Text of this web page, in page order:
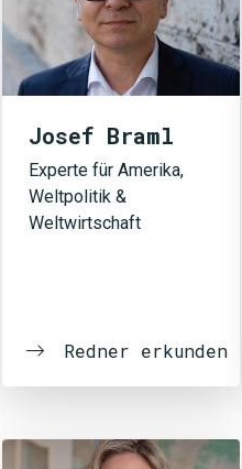
Josef Braml
Experte für Amerika,
Weltpolitik &
Weltwirtschaft
Redner erkunden